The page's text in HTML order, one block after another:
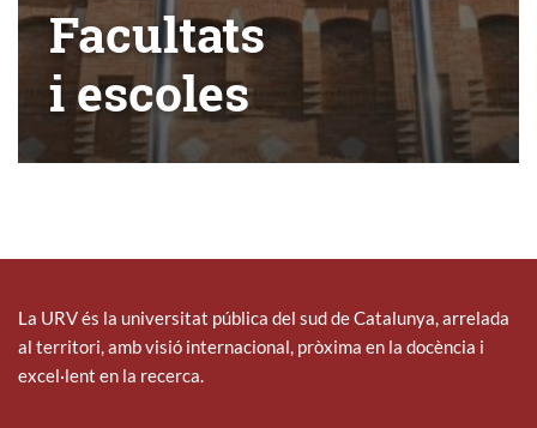
Facultats
i escoles
La URV és la universitat pública del sud de Catalunya, arrelada
al territori, amb visió internacional, pròxima en la docència i
excel·lent en la recerca.